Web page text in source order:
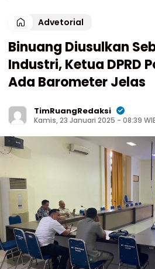
Advetorial
Binuang Diusulkan
Industri, Ketua DPRD
Ada Barometer Jelas
TimRuangRedaksi
Kamis, 23 Januari 2025 - 08:39